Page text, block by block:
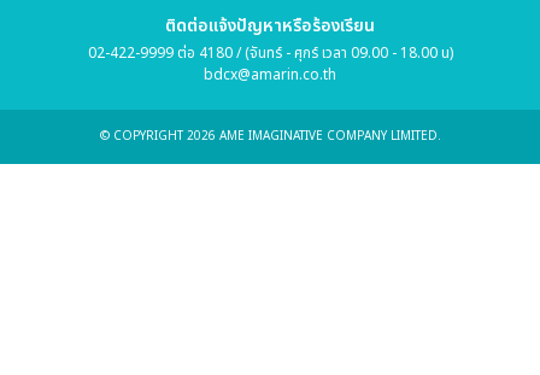
ติดต่อแจ้งปัญหาหรือร้องเรียน
02-422-9999 ต่อ 4180 / (จันทร์ - ศุกร์ เวลา 09.00 - 18.00 น)
bdcx@amarin.co.th
© COPYRIGHT 2026 AME IMAGINATIVE COMPANY LIMITED.